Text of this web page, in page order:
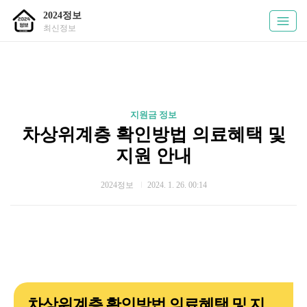
2024정보
최신정보
지원금 정보
차상위계층 확인방법 의료혜택 및
지원 안내
2024정보 2024. 1. 26. 00:14